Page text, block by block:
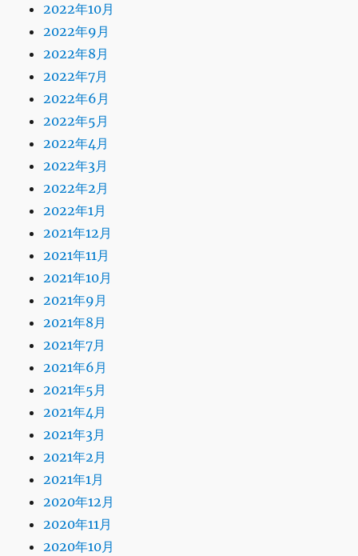
2022年10月
2022年9月
2022年8月
2022年7月
2022年6月
2022年5月
2022年4月
2022年3月
2022年2月
2022年1月
2021年12月
2021年11月
2021年10月
2021年9月
2021年8月
2021年7月
2021年6月
2021年5月
2021年4月
2021年3月
2021年2月
2021年1月
2020年12月
2020年11月
2020年10月